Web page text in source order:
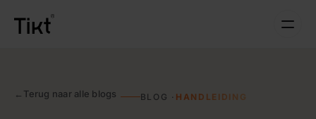
← Terug naar alle blogs BLOG · HANDLEIDING